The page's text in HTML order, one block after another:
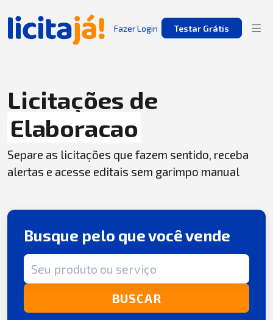
Fazer Login Testar Grátis
Licitações de
Elaboracao
Separe as licitações que fazem sentido, receba
alertas e acesse editais sem garimpo manual
Busque pelo que você vende
Termo de busca
BUSCAR